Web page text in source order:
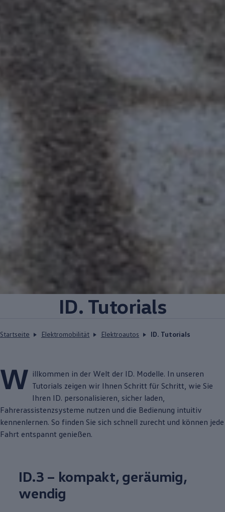
ID. Tutorials
Startseite Elektromobilität Elektroautos ID. Tutorials
W illkommen in der Welt der ID. Modelle. In unseren
Tutorials zeigen wir Ihnen Schritt für Schritt, wie Sie
Ihren ID. personalisieren, sicher laden,
Fahrerassistenzsysteme nutzen und die Bedienung intuitiv
kennenlernen. So finden Sie sich schnell zurecht und können jede
Fahrt entspannt genießen.
ID.3 – kompakt, geräumig,
wendig